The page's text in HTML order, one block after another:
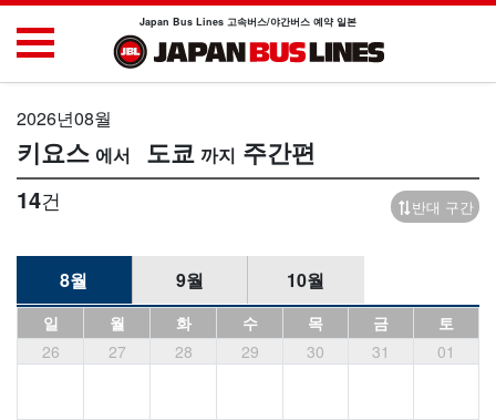
Japan Bus Lines 고속버스/야간버스 예약 일본
2026년08월
키요스 도쿄 주간편
14건 반대 구간
8월 9월 10월
일 월 화 수 목 금
토
26
27 28 29 30 31 01